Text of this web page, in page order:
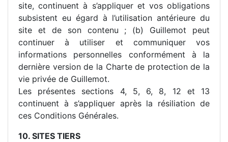
site, continuent à s’appliquer et vos obligations
subsistent eu égard à l’utilisation antérieure du
site et de son contenu ; (b) Guillemot peut
continuer à utiliser et communiquer vos
informations personnelles conformément à la
dernière version de la Charte de protection de la
vie privée de Guillemot.
Les présentes sections 4, 5, 6, 8, 12 et 13
continuent à s’appliquer après la résiliation de
ces Conditions Générales.
10. SITES TIERS